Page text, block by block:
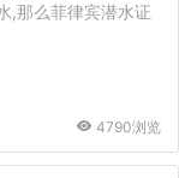
,那么菲律宾潜水证
4790浏览